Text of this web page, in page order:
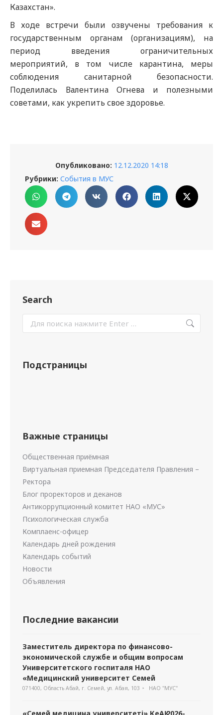
Казахстан».
В ходе встречи были озвучены требования к
государственным органам (организациям), на
период введения ограничительных
мероприятий, в том числе карантина, меры
соблюдения санитарной безопасности.
Поделилась Валентина Огнева и полезными
советами, как укрепить свое здоровье.
Опубликовано: 12.12.2020 14:18
Рубрики: События в МУС
Search
Подстраницы
Важные страницы
Общественная приёмная
Виртуальная приемная Председателя Правления –
Ректора
Блог проректоров и деканов
Антикоррупционный комитет НАО «МУС»
Психологическая служба
Комплаенс-офицер
Календарь дней рождения
Календарь событий
Новости
Объявления
Последние вакансии
Заместитель директора по финансово-
экономической службе и общим вопросам
Университетского госпиталя НАО
«Медицинский университет Семей
071400, Область Абай, г. Семей, ул. Абая, 103 НАО "МУС"